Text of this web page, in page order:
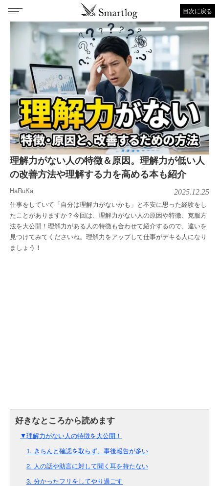
目次に戻る
理解力がない人の特徴＆原因。理解力が低い人
の改善方法や理解する力を高める本も紹介
HaRuKa 2025.12.25
仕事をしていて「自分は理解力がないかも」と不安に思った経験をし
たことがありますか？今回は、理解力がない人の原因や特徴、克服方
法を大公開！理解力がある人の特徴も合わせて紹介するので、違いを
見つけてみてくださいね。理解力をアップして仕事がデキる人になり
ましょう！
▼理解力がない人の特徴を大公開！
1. きちんと確認を取らず、事後報告が多い
2. 人の話や助言に対して聞く耳を持たない
3. 分かったフリをしてやり過ごす